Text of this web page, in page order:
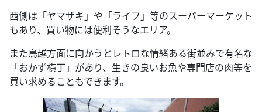
西側は「ヤマザキ」や「ライフ」等のスーパーマーケット
もあり、買い物には便利そうなエリア。
また鳥越方面に向かうとレトロな情緒ある街並みで有名な
「おかず横丁」があり、生きの良いお魚や専門店の肉等を
買い求めることもできます。